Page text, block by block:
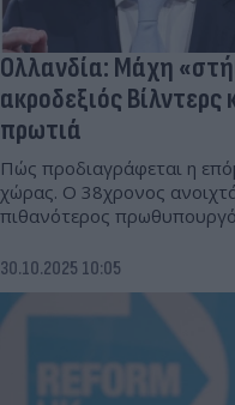
Ολλανδία: Μάχη
ακροδεξιός
πρωτιά
Πώς προδιαγράφεται η
χώρας. Ο 38χρονος
πιθανότερος
30.10.2025 10:05